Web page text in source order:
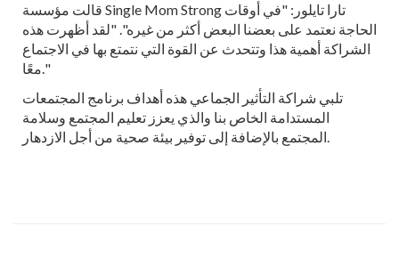
قالت مؤسسة Single Mom Strong تارا تايلور: "في أوقات
الحاجة نعتمد على بعضنا البعض أكثر من غيره". "لقد أظهرت هذه
الشراكة أهمية هذا وتتحدث عن القوة التي نتمتع بها في الاجتماع
معًا."
تلبي شراكة التأثير الجماعي هذه أهداف برنامج المجتمعات
المستدامة الخاص بنا والذي يعزز تعليم المجتمع وسلامة
المجتمع بالإضافة إلى توفير بيئة صحية من أجل الازدهار.